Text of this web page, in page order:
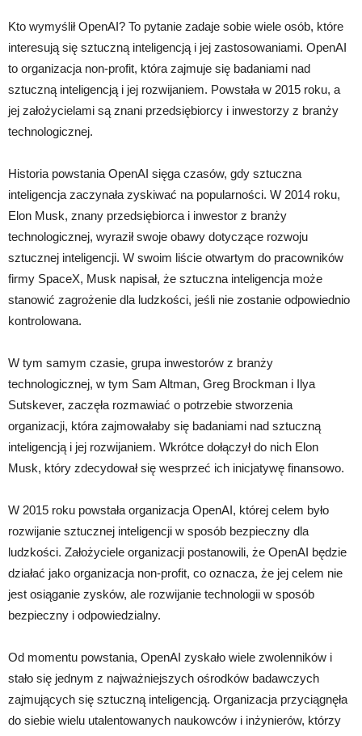
Kto wymyślił OpenAI? To pytanie zadaje sobie wiele osób, które
interesują się sztuczną inteligencją i jej zastosowaniami. OpenAI
to organizacja non-profit, która zajmuje się badaniami nad
sztuczną inteligencją i jej rozwijaniem. Powstała w 2015 roku, a
jej założycielami są znani przedsiębiorcy i inwestorzy z branży
technologicznej.
Historia powstania OpenAI sięga czasów, gdy sztuczna
inteligencja zaczynała zyskiwać na popularności. W 2014 roku,
Elon Musk, znany przedsiębiorca i inwestor z branży
technologicznej, wyraził swoje obawy dotyczące rozwoju
sztucznej inteligencji. W swoim liście otwartym do pracowników
firmy SpaceX, Musk napisał, że sztuczna inteligencja może
stanowić zagrożenie dla ludzkości, jeśli nie zostanie odpowiednio
kontrolowana.
W tym samym czasie, grupa inwestorów z branży
technologicznej, w tym Sam Altman, Greg Brockman i Ilya
Sutskever, zaczęła rozmawiać o potrzebie stworzenia
organizacji, która zajmowałaby się badaniami nad sztuczną
inteligencją i jej rozwijaniem. Wkrótce dołączył do nich Elon
Musk, który zdecydował się wesprzeć ich inicjatywę finansowo.
W 2015 roku powstała organizacja OpenAI, której celem było
rozwijanie sztucznej inteligencji w sposób bezpieczny dla
ludzkości. Założyciele organizacji postanowili, że OpenAI będzie
działać jako organizacja non-profit, co oznacza, że jej celem nie
jest osiąganie zysków, ale rozwijanie technologii w sposób
bezpieczny i odpowiedzialny.
Od momentu powstania, OpenAI zyskało wiele zwolenników i
stało się jednym z najważniejszych ośrodków badawczych
zajmujących się sztuczną inteligencją. Organizacja przyciągnęła
do siebie wielu utalentowanych naukowców i inżynierów, którzy